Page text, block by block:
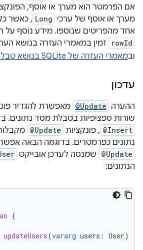
אם הפרמטר הוא מערך או אוסף,
מערך או אוסף של ערכי Long , כאשר
אחד מהפריטים שנוספו. מידע נוסף על
rowId זמין במאמרי העזרה בנושא
ובמאמרי העזרה של SQLite בנושא טבלאות rowid
עדכון
ההערה @Update מאפשרת להגדיר
שורות ספציפיות בטבלת מסד נתונים.
@Insert , פונקציות @Update
נתונים כפרמטרים. בדוגמה הבאה
@Update שמנסה לעדכן אובייקט
הנתונים:
{
updateUsers(vararg users : User)